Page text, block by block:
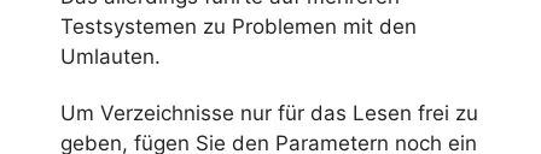
Testsystemen zu Problemen mit den
Umlauten.
Um Verzeichnisse nur für das Lesen frei zu
geben, fügen Sie den Parametern noch ein